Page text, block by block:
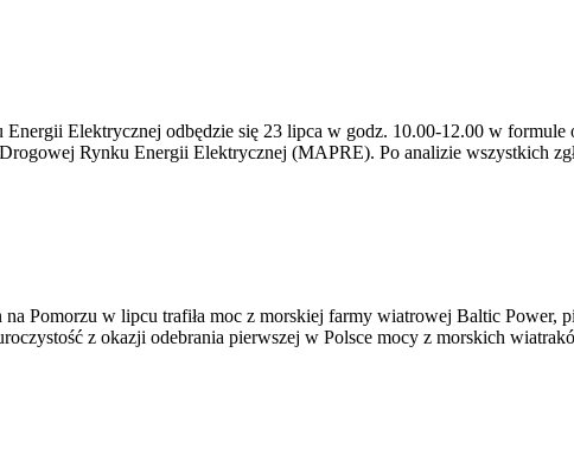
Elektrycznej odbędzie się 23 lipca w godz. 10.00-12.00 w
Rynku Energii Elektrycznej (MAPRE). Po analizie wszystkich
Pomorzu w lipcu trafiła moc z morskiej farmy wiatrowej Baltic Power,
z okazji odebrania pierwszej w Polsce mocy z morskich